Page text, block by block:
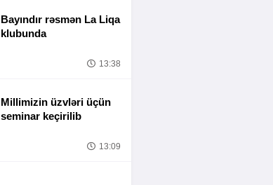
Bayındır rəsmən La Liqa
klubunda
13:38
Millimizin üzvləri üçün
seminar keçirilib
13:09